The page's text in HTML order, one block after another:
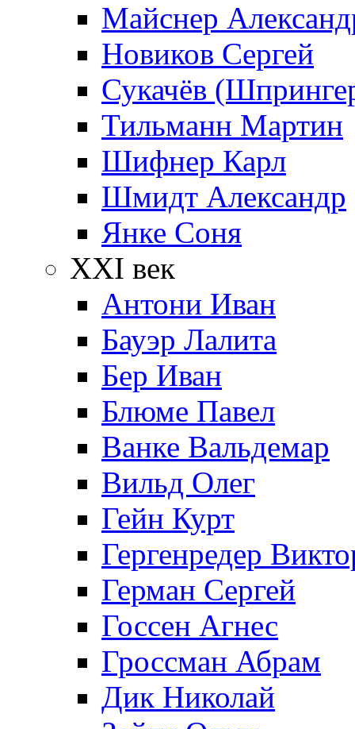
Майснер
Новиков Сергей
Сукачёв
Тильманн Мартин
Шифнер Карл
Шмидт Александр
Янке Соня
XXI век
Антони Иван
Бауэр Лалита
Бер Иван
Блюме Павел
Ванке Вальдемар
Вильд Олег
Гейн Курт
Гергенредер
Герман Сергей
Госсен Агнес
Гроссман Абрам
Дик Николай